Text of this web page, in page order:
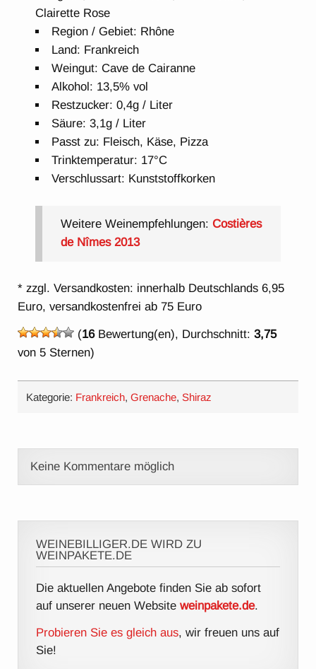
Clairette Rose
Region / Gebiet: Rhône
Land: Frankreich
Weingut: Cave de Cairanne
Alkohol: 13,5% vol
Restzucker: 0,4g / Liter
Säure: 3,1g / Liter
Passt zu: Fleisch, Käse, Pizza
Trinktemperatur: 17°C
Verschlussart: Kunststoffkorken
Weitere Weinempfehlungen: Costières
de Nîmes 2013
* zzgl. Versandkosten: innerhalb Deutschlands 6,95
Euro, versandkostenfrei ab 75 Euro
(16Bewertung(en), Durchschnitt:3,75
von 5 Sternen)
Kategorie: Frankreich,Grenache,Shiraz
Keine Kommentare möglich
WEINEBILLIGER.DE WIRD ZU
WEINPAKETE.DE
Die aktuellen Angebote finden Sie ab sofort
auf unserer neuen Websiteweinpakete.de.
Probieren Sie es gleich aus, wir freuen uns auf
Sie!